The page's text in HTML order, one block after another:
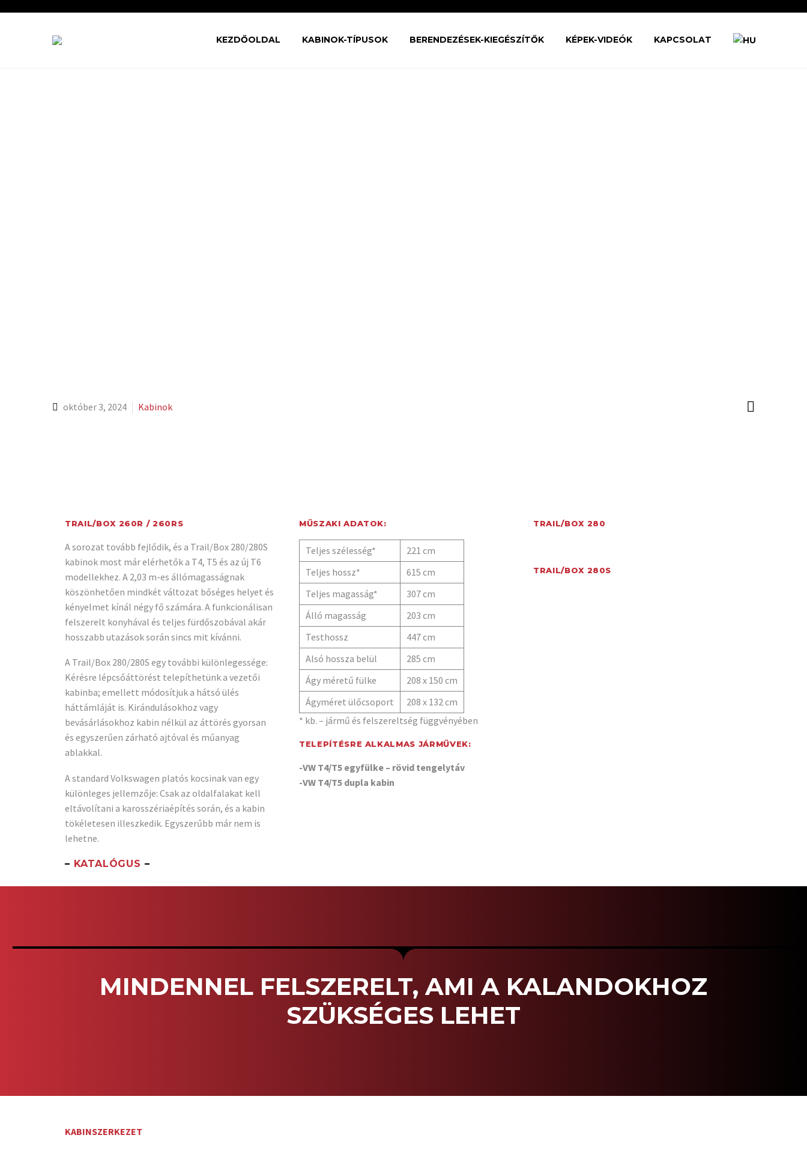
KEZDŐOLDAL KABINOK-TÍPUSOK BERENDEZÉSEK-KIEGÉSZÍTŐK KÉPEK-VIDEÓK KAPCSOLAT

október 3, 2024 Kabinok
TRAIL/BOX 260R / 260RS
A sorozat tovább fejlődik, és a Trail/Box 280/280S
kabinok most már elérhetők a T4, T5 és az új T6
modellekhez. A 2,03 m-es állómagasságnak
köszönhetően mindkét változat bőséges helyet és
kényelmet kínál négy fő számára. A funkcionálisan
felszerelt konyhával és teljes fürdőszobával akár
hosszabb utazások során sincs mit kívánni.
A Trail/Box 280/280S egy további különlegessége:
Kérésre lépcsőáttörést telepíthetünk a vezetői
kabinba; emellett módosítjuk a hátsó ülés
háttámláját is. Kirándulásokhoz vagy
bevásárlásokhoz kabin nélkül az áttörés gyorsan
és egyszerűen zárható ajtóval és műanyag
ablakkal.
A standard Volkswagen platós kocsinak van egy
különleges jellemzője: Csak az oldalfalakat kell
eltávolítani a karosszériaépítés során, és a kabin
tökéletesen illeszkedik. Egyszerűbb már nem is
lehetne.
– KATALÓGUS –
MŰSZAKI ADATOK:
Teljes szélesség*
221 cm
Teljes hossz*
615 cm
Teljes magasság*
307 cm
Álló magasság
203 cm
Testhossz
447 cm
Alsó hossza belül
285 cm
Ágy méretű fülke
208 x 150 cm
Ágyméret ülőcsoport
208 x 132 cm
* kb. – jármű és felszereltség függvényében
TELEPÍTÉSRE ALKALMAS JÁRMŰVEK:
-VW T4/T5 egyfülke – rövid tengelytáv
-VW T4/T5 dupla kabin
TRAIL/BOX 280
TRAIL/BOX 280S
MINDENNEL FELSZERELT, AMI A KALANDOKHOZ
SZÜKSÉGES LEHET
KABINSZERKEZET